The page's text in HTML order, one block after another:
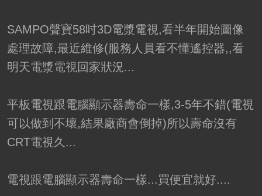
SAMPO聲寶58吋3D電漿電視,看半年開始圖像
處理故障,最近維修(服務人員看不懂遙控器,,看
明天電漿電視回家狀況...
平板電視跟電腦顯示器壽命一樣,3-5年不錯(電視
可以做到不壞,結果廠商會倒掉)所以壽命沒有
CRT電視久...
電視跟電腦顯示器壽命一樣...買便宜就好....